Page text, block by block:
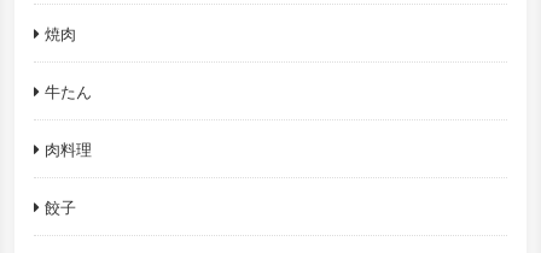
焼肉
牛たん
肉料理
餃子